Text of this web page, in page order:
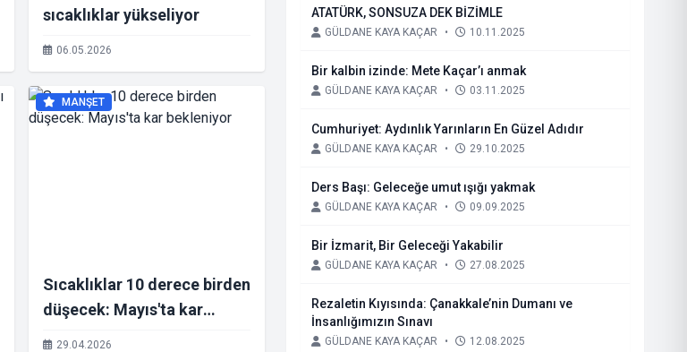
sıcaklıklar yükseliyor
06.05.2026
MANŞET
Sıcaklıklar 10 derece birden
düşecek: Mayıs'ta kar
bekleniyor
29.04.2026
ATATÜRK, SONSUZA DEK BİZİMLE
GÜLDANE KAYA KAÇAR • 10.11.2025
Bir kalbin izinde: Mete Kaçar’ı anmak
GÜLDANE KAYA KAÇAR • 03.11.2025
Cumhuriyet: Aydınlık Yarınların En Güzel Adıdır
GÜLDANE KAYA KAÇAR • 29.10.2025
Ders Başı: Geleceğe umut ışığı yakmak
GÜLDANE KAYA KAÇAR • 09.09.2025
Bir İzmarit, Bir Geleceği Yakabilir
GÜLDANE KAYA KAÇAR • 27.08.2025
Rezaletin Kıyısında: Çanakkale’nin Dumanı ve
İnsanlığımızın Sınavı
GÜLDANE KAYA KAÇAR • 12.08.2025